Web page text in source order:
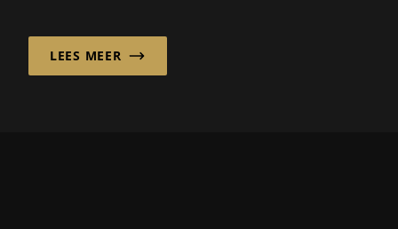
en in zijn scala aan diensten veel verder...
LEES MEER